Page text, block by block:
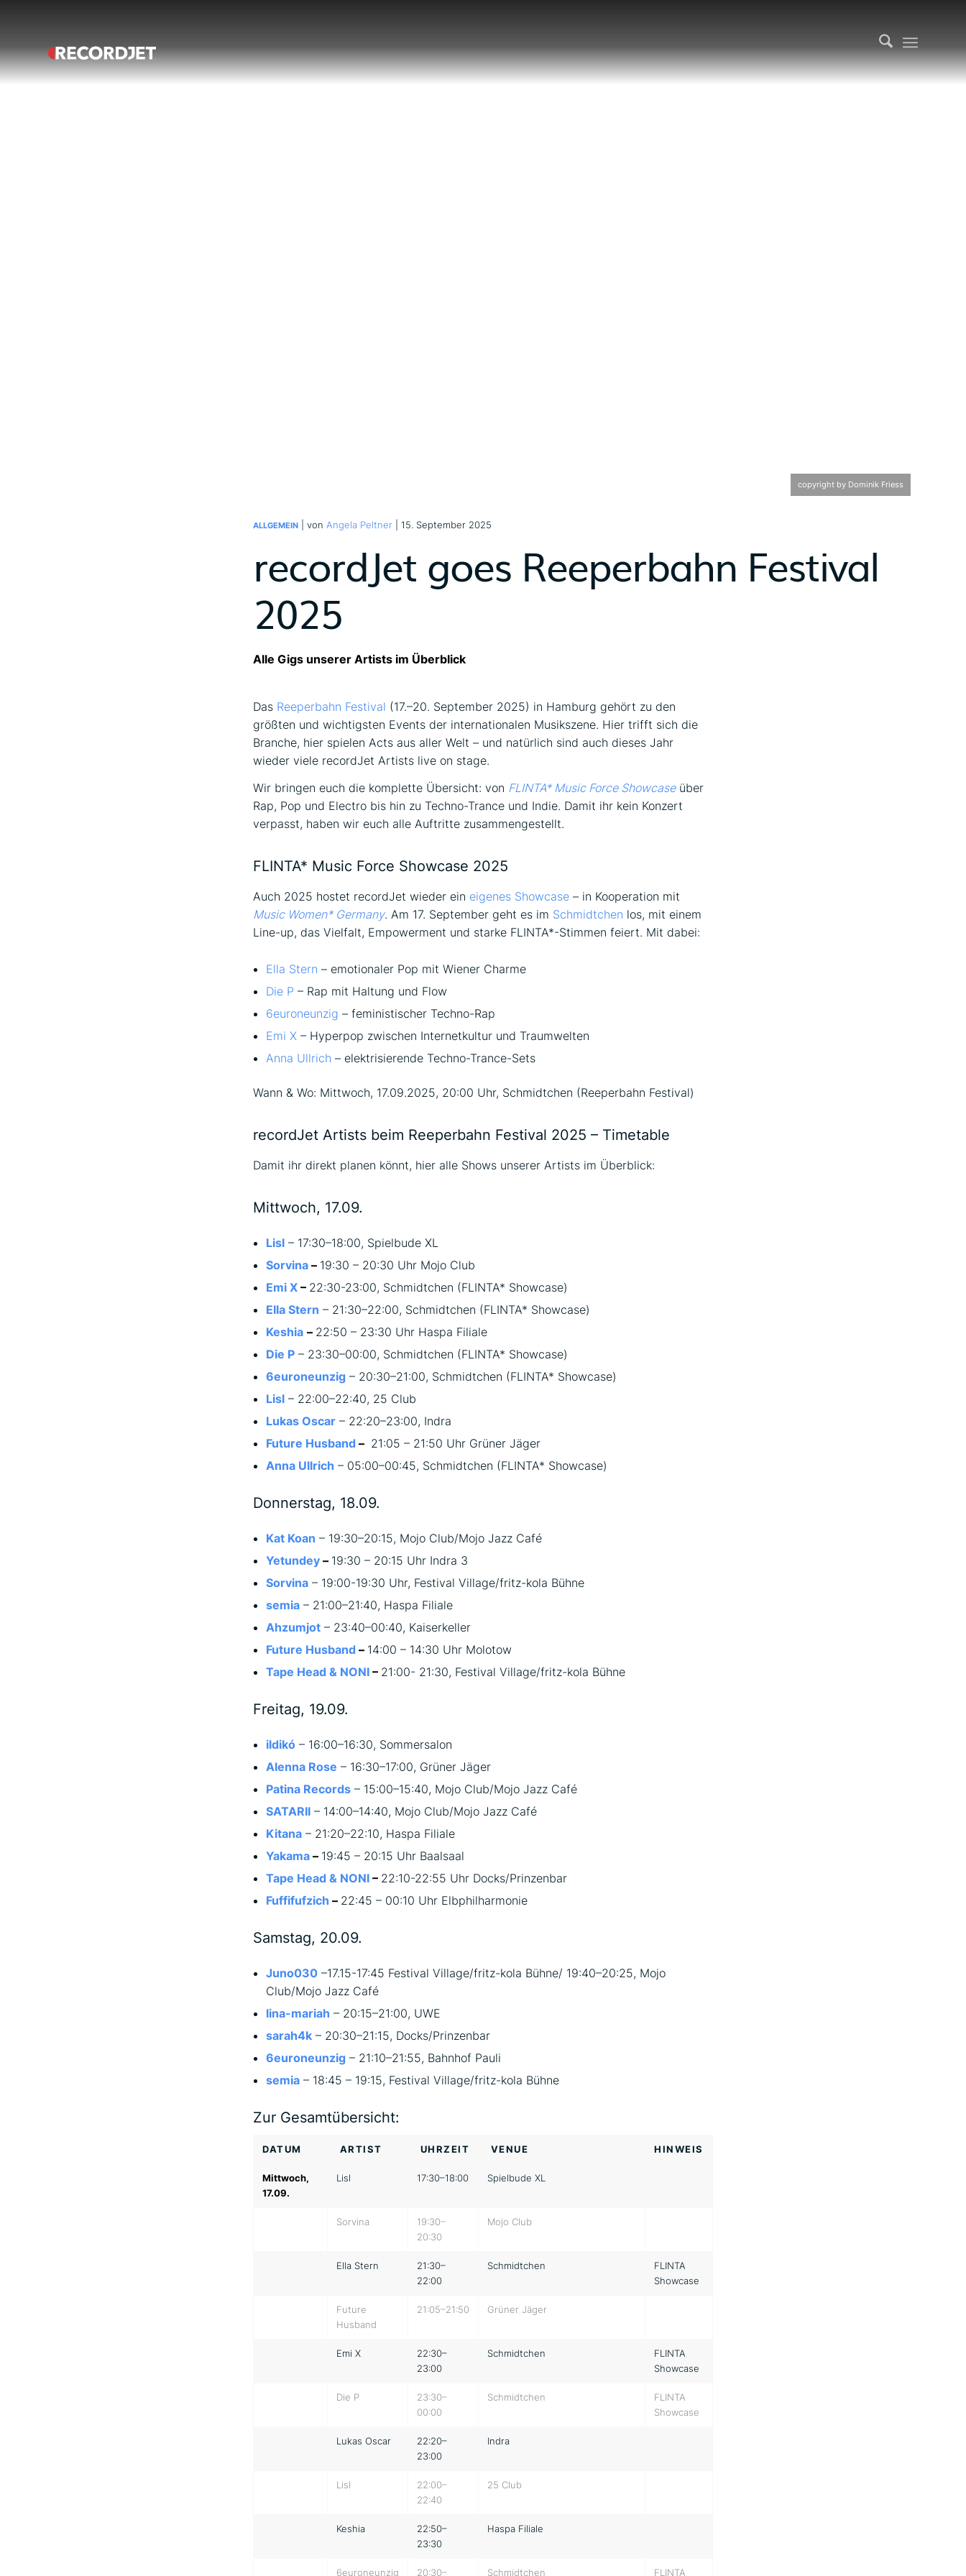
copyright by Dominik Friess
ALLGEMEIN | von Angela Peltner | 15. September 2025
recordJet goes Reeperbahn Festival
2025
Alle Gigs unserer Artists im Überblick
Das Reeperbahn Festival (17.–20. September 2025) in Hamburg gehört zu den
größten und wichtigsten Events der internationalen Musikszene. Hier trifft sich die
Branche, hier spielen Acts aus aller Welt – und natürlich sind auch dieses Jahr
wieder viele recordJet Artists live on stage.
Wir bringen euch die komplette Übersicht: von FLINTA* Music Force Showcase über
Rap, Pop und Electro bis hin zu Techno-Trance und Indie. Damit ihr kein Konzert
verpasst, haben wir euch alle Auftritte zusammengestellt.
FLINTA* Music Force Showcase 2025
Auch 2025 hostet recordJet wieder ein eigenes Showcase – in Kooperation mit
Music Women* Germany. Am 17. September geht es im Schmidtchen los, mit einem
Line-up, das Vielfalt, Empowerment und starke FLINTA*-Stimmen feiert. Mit dabei:
Ella Stern – emotionaler Pop mit Wiener Charme
Die P – Rap mit Haltung und Flow
6euroneunzig – feministischer Techno-Rap
Emi X – Hyperpop zwischen Internetkultur und Traumwelten
Anna Ullrich – elektrisierende Techno-Trance-Sets
Wann & Wo: Mittwoch, 17.09.2025, 20:00 Uhr, Schmidtchen (Reeperbahn Festival)
recordJet Artists beim Reeperbahn Festival 2025 – Timetable
Damit ihr direkt planen könnt, hier alle Shows unserer Artists im Überblick:
Mittwoch, 17.09.
Lisl – 17:30–18:00, Spielbude XL
Sorvina – 19:30 – 20:30 Uhr Mojo Club
Emi X – 22:30-23:00, Schmidtchen (FLINTA* Showcase)
Ella Stern – 21:30–22:00, Schmidtchen (FLINTA* Showcase)
Keshia – 22:50 – 23:30 Uhr Haspa Filiale
Die P – 23:30–00:00, Schmidtchen (FLINTA* Showcase)
6euroneunzig – 20:30–21:00, Schmidtchen (FLINTA* Showcase)
Lisl – 22:00–22:40, 25 Club
Lukas Oscar – 22:20–23:00, Indra
Future Husband – 21:05 – 21:50 Uhr Grüner Jäger
Anna Ullrich – 05:00–00:45, Schmidtchen (FLINTA* Showcase)
Donnerstag, 18.09.
Kat Koan – 19:30–20:15, Mojo Club/Mojo Jazz Café
Yetundey – 19:30 – 20:15 Uhr Indra 3
Sorvina – 19:00-19:30 Uhr, Festival Village/fritz-kola Bühne
semia – 21:00–21:40, Haspa Filiale
Ahzumjot – 23:40–00:40, Kaiserkeller
Future Husband – 14:00 – 14:30 Uhr Molotow
Tape Head & NONI – 21:00- 21:30, Festival Village/fritz-kola Bühne
Freitag, 19.09.
ildikó – 16:00–16:30, Sommersalon
Alenna Rose – 16:30–17:00, Grüner Jäger
Patina Records – 15:00–15:40, Mojo Club/Mojo Jazz Café
SATARII – 14:00–14:40, Mojo Club/Mojo Jazz Café
Kitana – 21:20–22:10, Haspa Filiale
Yakama – 19:45 – 20:15 Uhr Baalsaal
Tape Head & NONI – 22:10-22:55 Uhr Docks/Prinzenbar
Fuffifufzich – 22:45 – 00:10 Uhr Elbphilharmonie
Samstag, 20.09.
Juno030 –17.15-17:45 Festival Village/fritz-kola Bühne/ 19:40–20:25, Mojo
Club/Mojo Jazz Café
lina-mariah – 20:15–21:00, UWE
sarah4k – 20:30–21:15, Docks/Prinzenbar
6euroneunzig – 21:10–21:55, Bahnhof Pauli
semia – 18:45 – 19:15, Festival Village/fritz-kola Bühne
Zur Gesamtübersicht:
DATUM ARTIST UHRZEIT VENUE HINWEIS
Mittwoch,
17.09.
Lisl 17:30–18:00 Spielbude XL
Sorvina
19:30–
20:30
Mojo Club
Ella Stern
21:30–
22:00
Schmidtchen
FLINTA
Showcase
Future
Husband
21:05–21:50 Grüner Jäger
Emi X
22:30–
23:00
Schmidtchen
FLINTA
Showcase
Die P
23:30–
00:00
Schmidtchen
FLINTA
Showcase
Lukas Oscar
22:20–
23:00
Indra
Lisl
22:00–
22:40
25 Club
Keshia
22:50–
23:30
Haspa Filiale
6euroneunzig 20:30– Schmidtchen FLINTA